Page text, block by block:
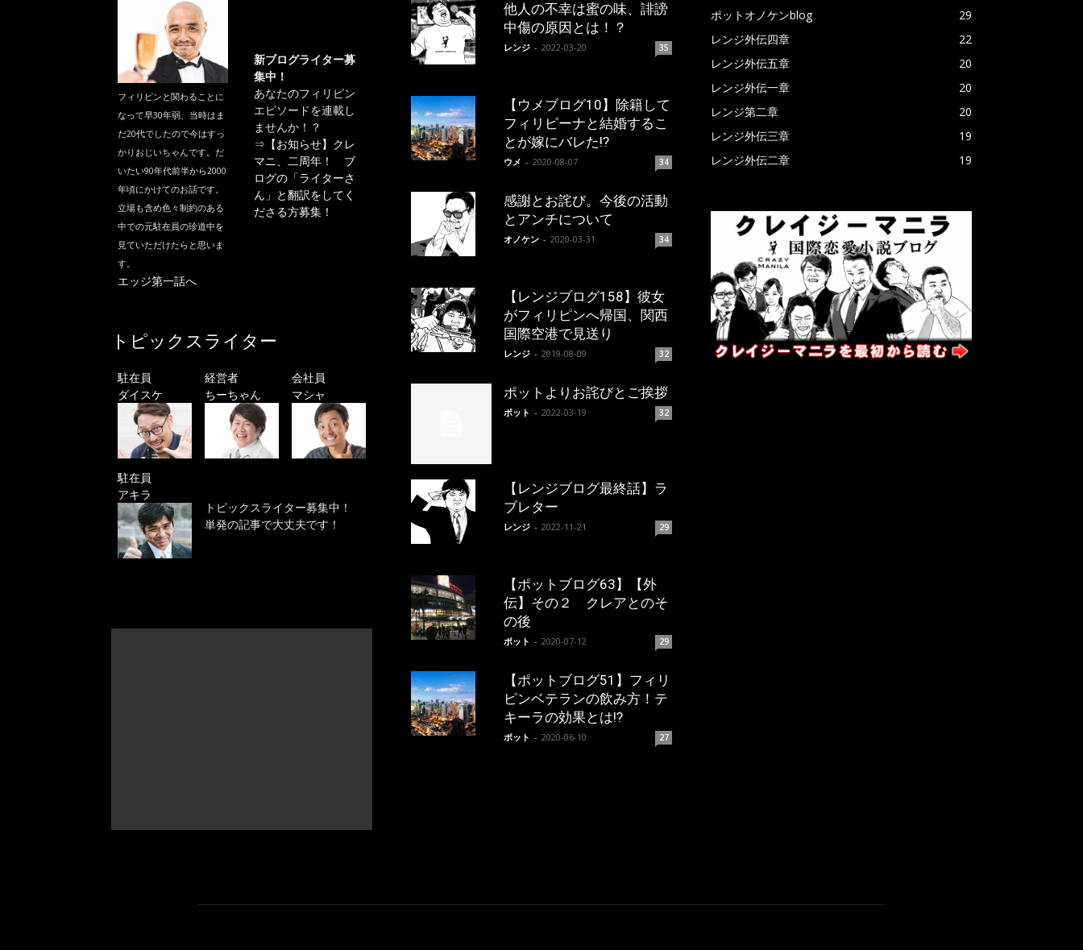
フィリピンと関わることに
なって早30年弱、当時はま
だ20代でしたので今はすっ
かりおじいちゃんです。だ
いたい90年代前半から2000
年頃にかけてのお話です。
立場も含め色々制約のある
中での元駐在員の珍道中を
見ていただけたらと思いま
す。
エッジ第一話へ
新ブログライター募
集中！
あなたのフィリピン
エピソードを連載し
ませんか！？
⇒ 【お知らせ】クレ
マニ、二周年！ ブ
ログの「ライターさ
ん」と翻訳をしてく
ださる方募集！
トピックスライター
駐在員
ダイスケ
経営者
ちーちゃん
会社員
マシャ
駐在員
アキラ
トピックスライター募集中！
単発の記事で大丈夫です！
他人の不幸は蜜の味、誹謗
中傷の原因とは！？
レンジ - 2022-03-20 35
【ウメブログ10】除籍して
フィリピーナと結婚するこ
とが嫁にバレた!?
ウメ - 2020-08-07 34
感謝とお詫び。今後の活動
とアンチについて
オノケン - 2020-03-31 34
【レンジブログ158】彼女
がフィリピンへ帰国、関西
国際空港で見送り
レンジ - 2019-08-09 32
ポットよりお詫びとご挨拶
ポット - 2022-03-19 32
【レンジブログ最終話】ラ
ブレター
レンジ - 2022-11-21 29
【ポットブログ63】【外
伝】その２ クレアとのそ
の後
ポット - 2020-07-12 29
【ポットブログ51】フィリ
ピンベテランの飲み方！テ
キーラの効果とは!?
ポット - 2020-06-10 27
ポットオノケンblog
29
レンジ外伝四章
22
レンジ外伝五章
20
レンジ外伝一章
20
レンジ第二章
20
レンジ外伝三章
19
レンジ外伝二章
19